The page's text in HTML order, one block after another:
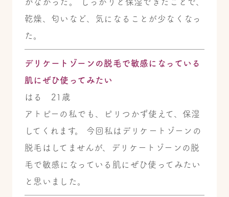
がなかった。 しっかりと保湿できたことで、
乾燥、匂いなど、気になることが少なくなっ
た。
デリケートゾーンの脱毛で敏感になっている
肌にぜひ使ってみたい
はる 21歳
アトピーの私でも、ピリつかず使えて、保湿
してくれます。 今回私はデリケートゾーンの
脱毛はしてませんが、デリケートゾーンの脱
毛で敏感になっている肌にぜひ使ってみたい
と思いました。